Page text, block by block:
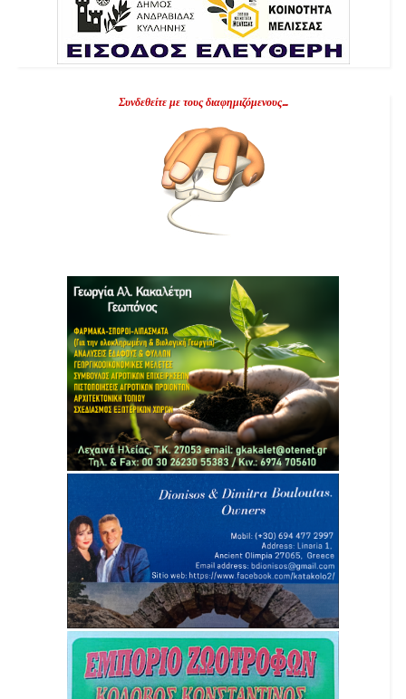
Συνδεθείτε με τους διαφημιζόμενους...